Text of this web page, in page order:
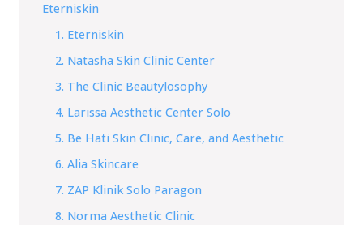
Eterniskin
1. Eterniskin
2. Natasha Skin Clinic Center
3. The Clinic Beautylosophy
4. Larissa Aesthetic Center Solo
5. Be Hati Skin Clinic, Care, and Aesthetic
6. Alia Skincare
7. ZAP Klinik Solo Paragon
8. Norma Aesthetic Clinic